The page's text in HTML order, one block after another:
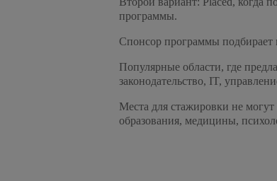
программы.
Спонсор программы подбирает
Популярные области, где
законодательство, IT,
Места для стажировки не
образования, медицины,